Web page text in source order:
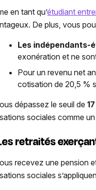
en tant qu’étudiant
De plus, vous
Les indépendants-
exonération et ne
Pour un revenu net
cotisation de 20,5 %
dépassez le seuil de
sociales comme
retraités
recevez une pension
sociales